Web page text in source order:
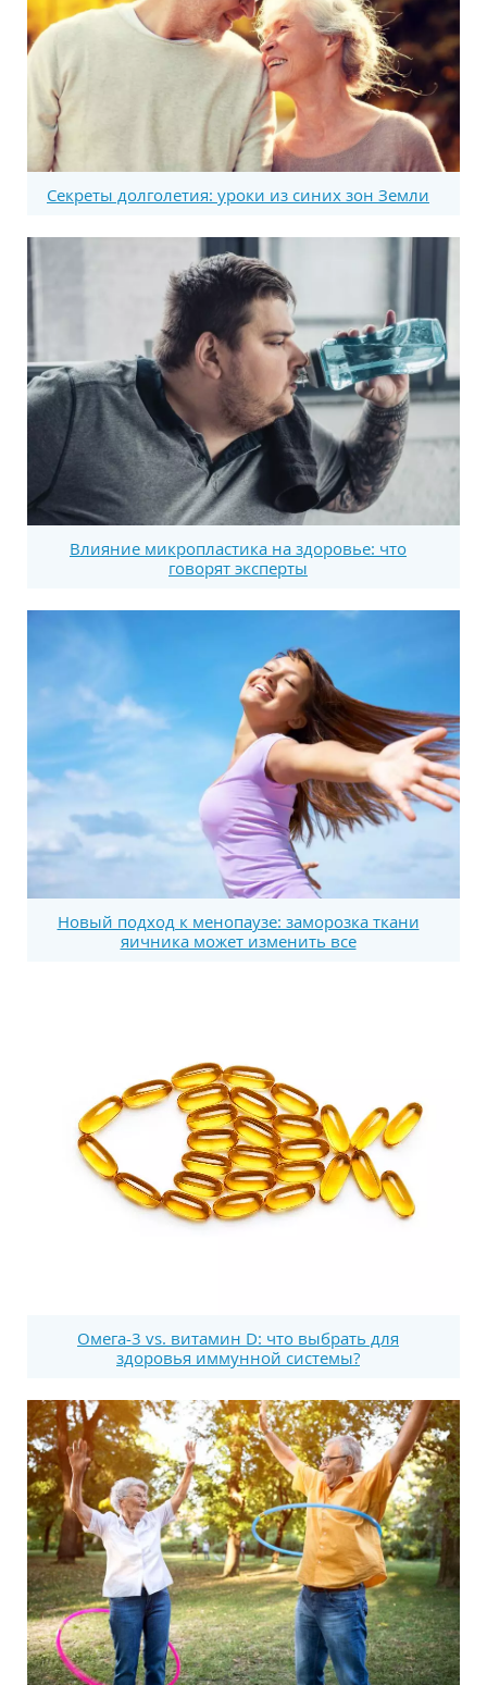
Секреты долголетия: уроки из синих зон Земли
Влияние микропластика на здоровье: что
говорят эксперты
Новый подход к менопаузе: заморозка ткани
яичника может изменить все
Омега-3 vs. витамин D: что выбрать для
здоровья иммунной системы?